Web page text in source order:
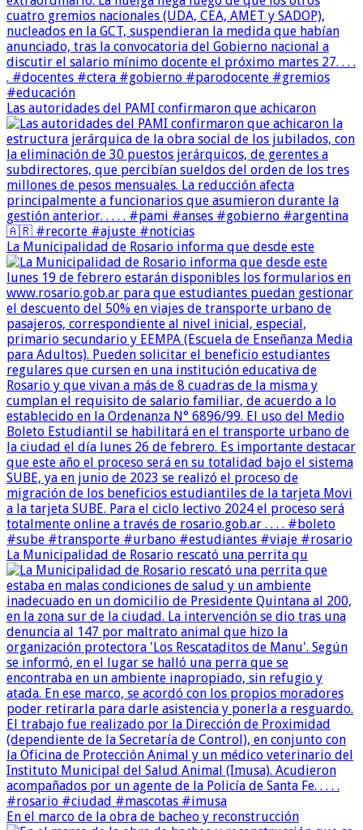
Las autoridades del PAMI confirmaron que achicaron
La Municipalidad de Rosario informa que desde este
La Municipalidad de Rosario rescató una perrita qu
En el marco de la obra de bacheo y reconstrucción